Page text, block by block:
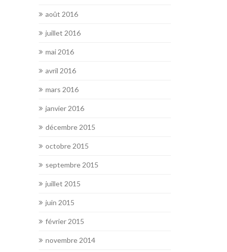
août 2016
juillet 2016
mai 2016
avril 2016
mars 2016
janvier 2016
décembre 2015
octobre 2015
septembre 2015
juillet 2015
juin 2015
février 2015
novembre 2014